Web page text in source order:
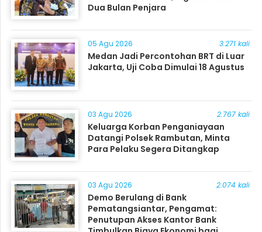
Dua Bulan Penjara
05 Agu 2026 3.271 kali
Medan Jadi Percontohan BRT di Luar
Jakarta, Uji Coba Dimulai 18 Agustus
03 Agu 2026 2.767 kali
Keluarga Korban Penganiayaan
Datangi Polsek Rambutan, Minta
Para Pelaku Segera Ditangkap
03 Agu 2026 2.074 kali
Demo Berulang di Bank
Pematangsiantar, Pengamat:
Penutupan Akses Kantor Bank